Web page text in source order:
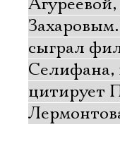
сыграл
Селифана,
цитирует